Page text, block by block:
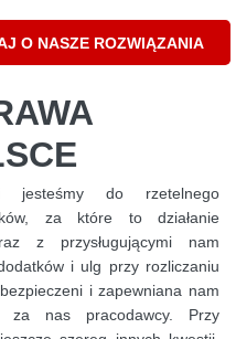
O NASZE ROZWIĄZANIA
jesteśmy do rzetelnego
za które to działanie
z przysługującymi nam
i ulg przy rozliczaniu
i zapewniana nam
za nas pracodawcy. Przy